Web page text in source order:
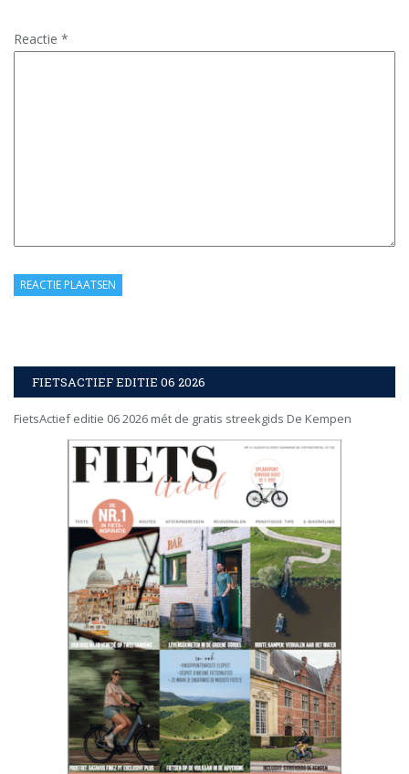
Reactie *
FIETSACTIEF EDITIE 06 2026
FietsActief editie 06 2026 mét de gratis streekgids De Kempen